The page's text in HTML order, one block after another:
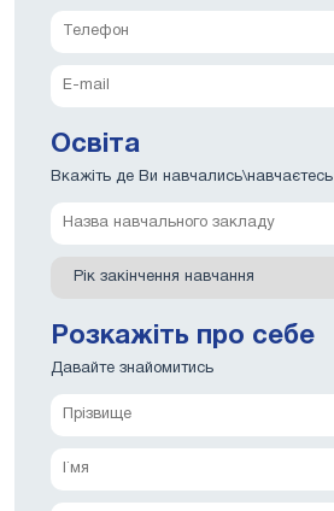
Освіта
Вкажіть де Ви навчались\навчаєтесь
Розкажіть про себе
Давайте знайомитись